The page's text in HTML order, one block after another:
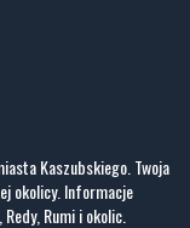
Kaszubskiego. Twoja
okolicy. Informacje
Rumi i okolic.